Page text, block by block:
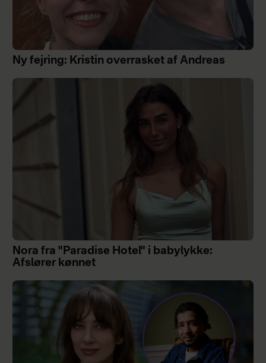
Ny fejring: Kristin overrasket af Andreas
Nora fra "Paradise Hotel" i babylykke:
Afslører kønnet